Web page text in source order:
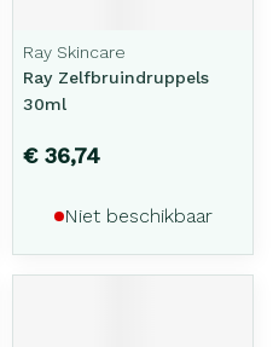
Ray Skincare
Ray Zelfbruindruppels
30ml
€ 36,74
Niet beschikbaar